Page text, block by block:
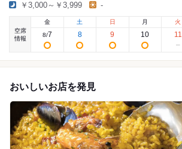
￥3,000～￥3,999 -
空席
情報
金
8/7
土
8
日
9
月
10
火
11
おいしいお店を発見